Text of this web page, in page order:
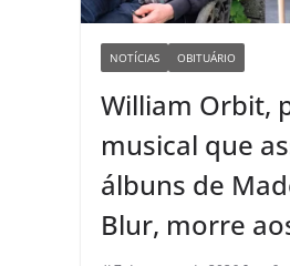
NOTÍCIAS OBITUÁRIO
William Orbit,
musical que
álbuns de
Blur, morre